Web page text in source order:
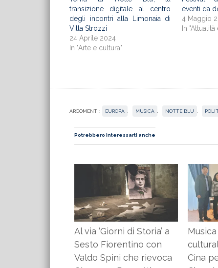
transizione digitale al centro
degli incontri alla Limonaia di
Villa Strozzi
24 Aprile 2024
In "Arte e cultura"
eventi da
4 Maggio
In
ARGOMENTI: EUROPA MUSICA NOTTE BLU
Potrebbero interessarti anche
Al via ‘Giorni di Storia’ a
Sesto Fiorentino con
Valdo Spini che rievoca
Cina